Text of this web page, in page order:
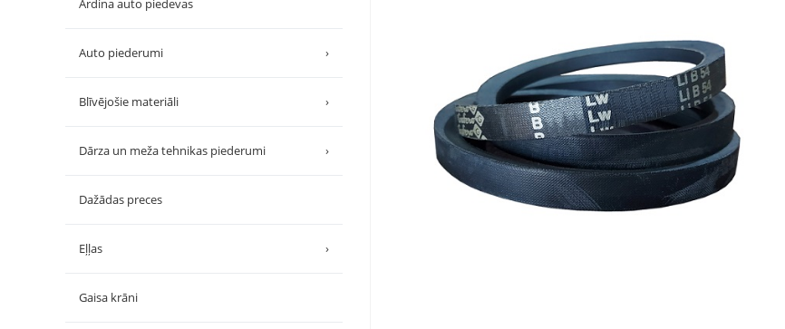
Ardina auto piedevas
Auto piederumi ›
Blīvējošie materiāli ›
Dārza un meža tehnikas piederumi ›
Dažādas preces
Eļļas ›
Gaisa krāni